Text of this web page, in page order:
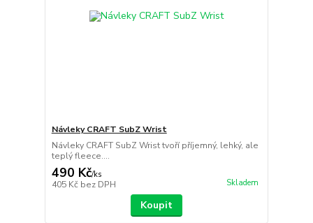
Návleky CRAFT SubZ Wrist
Návleky CRAFT SubZ Wrist tvoří příjemný, lehký, ale
teplý fleece....
490 Kč/ks
405 Kč bez DPH Skladem
Koupit